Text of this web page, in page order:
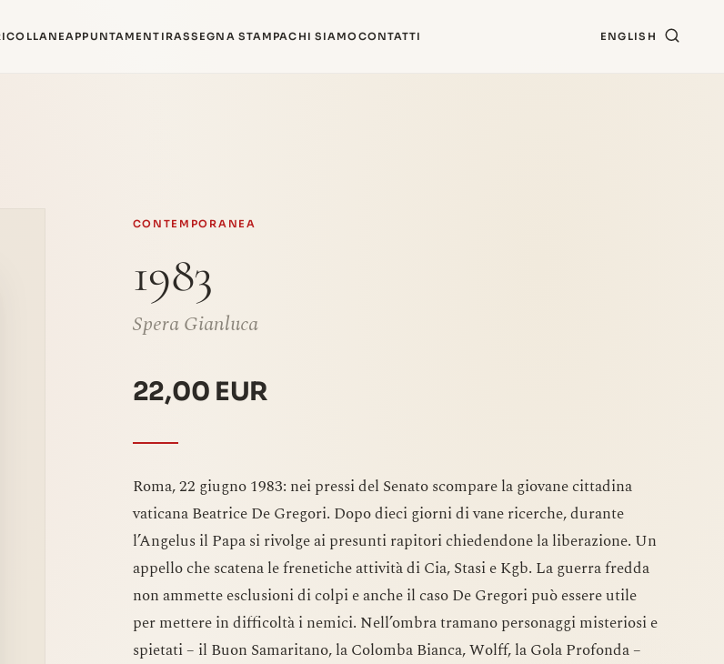
COLLANEAPPUNTAMENTI RASSEGNA STAMPACHI SIAMOCONTATTI ENGLISH
CONTEMPORANEA
1983
Spera Gianluca
22,00 EUR
Roma, 22 giugno 1983: nei pressi del Senato scompare la giovane cittadina
vaticana Beatrice De Gregori. Dopo dieci giorni di vane ricerche, durante
l’Angelus il Papa si rivolge ai presunti rapitori chiedendone la liberazione. Un
appello che scatena le frenetiche attività di Cia, Stasi e Kgb. La guerra fredda
non ammette esclusioni di colpi e anche il caso De Gregori può essere utile
per mettere in difficoltà i nemici. Nell’ombra tramano personaggi misteriosi e
spietati – il Buon Samaritano, la Colomba Bianca, Wolff, la Gola Profonda –